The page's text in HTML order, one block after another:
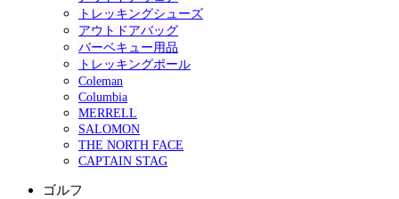
トレッキングシューズ
アウトドアバッグ
バーベキュー用品
トレッキングポール
Coleman
Columbia
MERRELL
SALOMON
THE NORTH FACE
CAPTAIN STAG
ゴルフ